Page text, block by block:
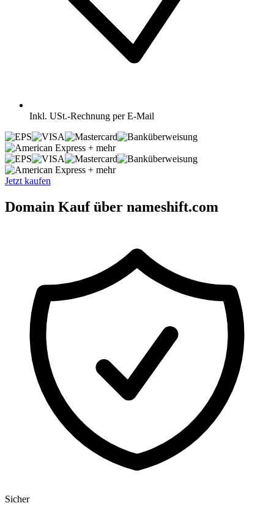
Inkl. USt.-Rechnung per E-Mail
+ mehr
+ mehr
Jetzt kaufen
Domain Kauf über nameshift.com
Sicher